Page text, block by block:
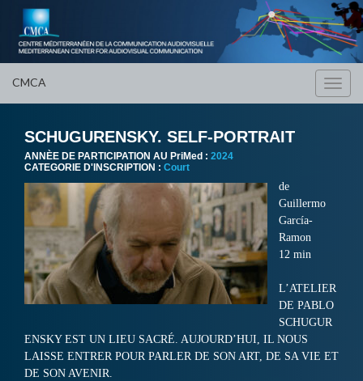
CMCA
SCHUGURENSKY. SELF-PORTRAIT
ANNÈE DE PARTICIPATION AU PriMed : 2024
CATEGORIE D'INSCRIPTION : Court
de
Guillermo
García-
Ramon
12 min
L’ATELIER
DE PABLO
SCHUGUR
ENSKY EST UN LIEU SACRÉ. AUJOURD’HUI, IL NOUS
LAISSE ENTRER POUR PARLER DE SON ART, DE SA VIE ET
DE SON AVENIR.